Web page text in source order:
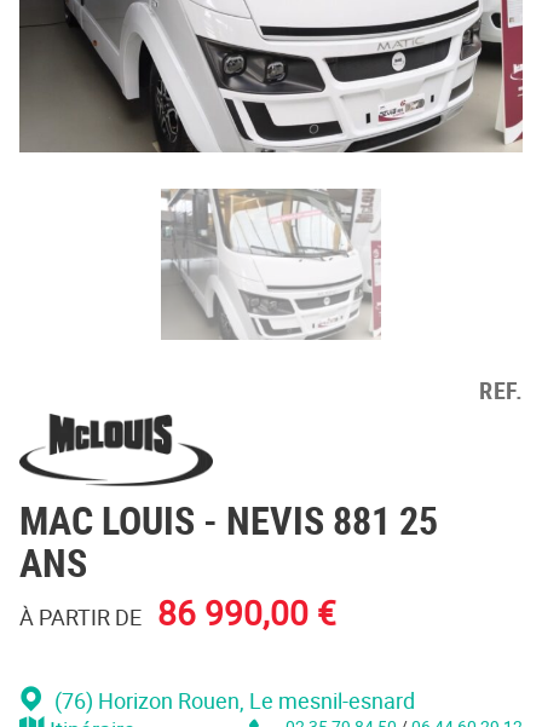
REF.
MAC LOUIS - NEVIS 881 25
ANS
À PARTIR DE 86 990,00 €
(76) Horizon Rouen , Le mesnil-esnard